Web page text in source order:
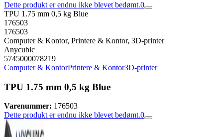
Dette produkt er endnu ikke blevet bedømt.0
TPU 1.75 mm 0,5 kg Blue
176503
176503
Computer & Kontor, Printere & Kontor, 3D-printer
Anycubic
5745000078219
Computer & KontorPrintere & Kontor3D-printer
TPU 1.75 mm 0,5 kg Blue
Varenummer: 176503
Dette produkt er endnu ikke blevet bedømt.0